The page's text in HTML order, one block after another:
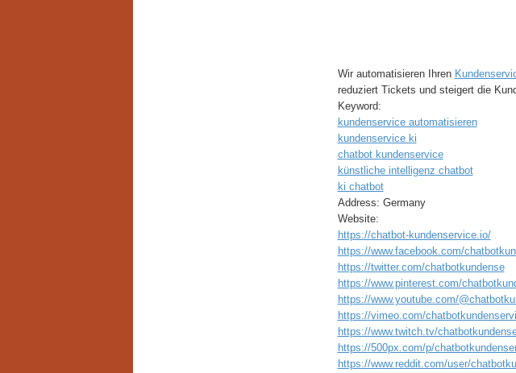
Wir automatisieren Ihren
reduziert Tickets und steigert die
Keyword:
kundenservice automatisieren
kundenservice ki
chatbot kundenservice
künstliche intelligenz chatbot
ki chatbot
Address: Germany
Website:
https://chatbot-kundenservice.io/
https://www.facebook.com/
https://twitter.com/chatbotkundense
https://www.pinterest.com/
https://www.youtube.com/
https://vimeo.com/
https://www.twitch.tv/
https://500px.com/p/
https://www.reddit.com/user/